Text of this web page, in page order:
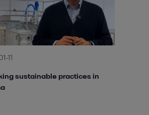
11
sustainable practices in